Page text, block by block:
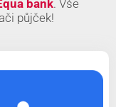
bank. Vše
půjček!